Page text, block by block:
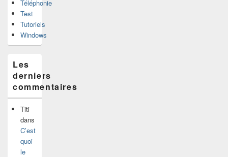
Téléphonie
Test
Tutoriels
Windows
Les
derniers
commentaires
Titi
dans
C’est
quoi
le